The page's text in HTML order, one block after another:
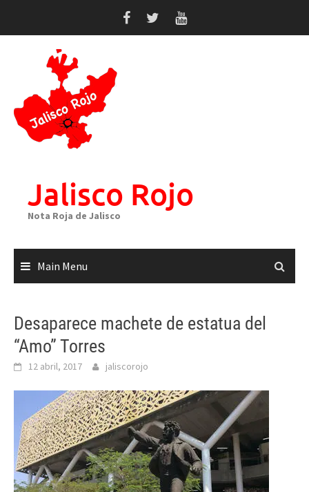
Jalisco Rojo
Nota Roja de Jalisco
Main Menu
Desaparece machete de estatua del
“Amo” Torres
12 abril, 2017 jaliscorojo